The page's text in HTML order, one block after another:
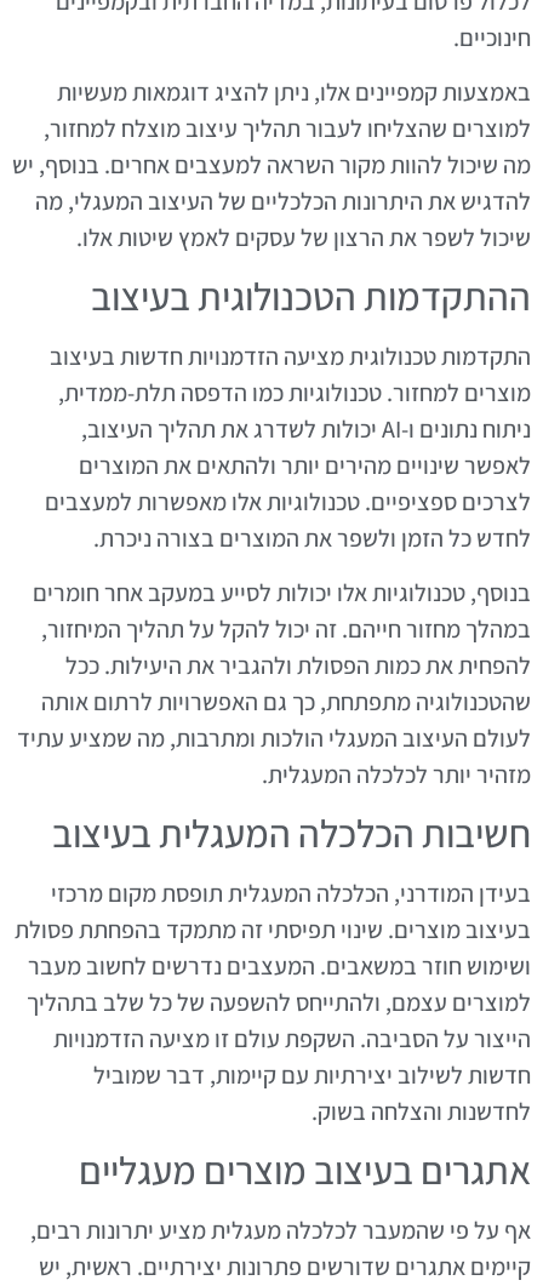
חינוכיים.
באמצעות קמפיינים אלו, ניתן להציג דוגמאות מעשיות
למוצרים שהצליחו לעבור תהליך עיצוב מוצלח למחזור,
מה שיכול להוות מקור השראה למעצבים אחרים. בנוסף, יש
להדגיש את היתרונות הכלכליים של העיצוב המעגלי, מה
שיכול לשפר את הרצון של עסקים לאמץ שיטות אלו.
ההתקדמות הטכנולוגית בעיצוב
התקדמות טכנולוגית מציעה הזדמנויות חדשות בעיצוב
מוצרים למחזור. טכנולוגיות כמו הדפסה תלת-ממדית,
ניתוח נתונים ו-AI יכולות לשדרג את תהליך העיצוב,
לאפשר שינויים מהירים יותר ולהתאים את המוצרים
לצרכים ספציפיים. טכנולוגיות אלו מאפשרות למעצבים
לחדש כל הזמן ולשפר את המוצרים בצורה ניכרת.
בנוסף, טכנולוגיות אלו יכולות לסייע במעקב אחר חומרים
במהלך מחזור חייהם. זה יכול להקל על תהליך המיחזור,
להפחית את כמות הפסולת ולהגביר את היעילות. ככל
שהטכנולוגיה מתפתחת, כך גם האפשרויות לרתום אותה
לעולם העיצוב המעגלי הולכות ומתרבות, מה שמציע עתיד
מזהיר יותר לכלכלה המעגלית.
חשיבות הכלכלה המעגלית בעיצוב
בעידן המודרני, הכלכלה המעגלית תופסת מקום מרכזי
בעיצוב מוצרים. שינוי תפיסתי זה מתמקד בהפחתת פסולת
ושימוש חוזר במשאבים. המעצבים נדרשים לחשוב מעבר
למוצרים עצמם, ולהתייחס להשפעה של כל שלב בתהליך
הייצור על הסביבה. השקפת עולם זו מציעה הזדמנויות
חדשות לשילוב יצירתיות עם קיימות, דבר שמוביל
לחדשנות והצלחה בשוק.
אתגרים בעיצוב מוצרים מעגליים
אף על פי שהמעבר לכלכלה מעגלית מציע יתרונות רבים,
קיימים אתגרים שדורשים פתרונות יצירתיים. ראשית, יש